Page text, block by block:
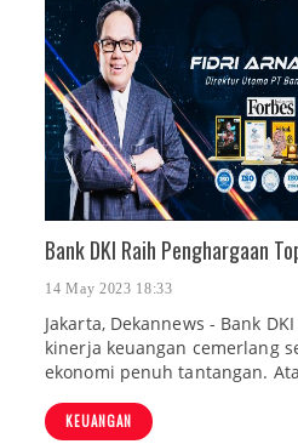
Bank DKI Raih Penghargaan
14 May 2023 18:33
Jakarta, Dekannews - Bank
kinerja keuangan cemerlang
ekonomi penuh tantangan.
KEUANGAN